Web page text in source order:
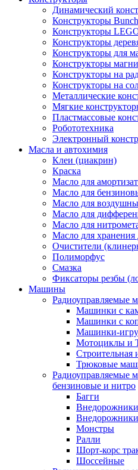
Динамический
Конструкторы
Конструкторы
Конструкторы
Конструкторы для
Конструкторы
Конструкторы на
Конструкторы на
Металлические
Мягкие
Пластмассовые
Робототехника
Электронный
Масла и автохимия
Клеи (циакрин)
Краска
Масло для
Масло для
Масло для
Масло для
Масло для
Масло для
Очистители
Полиморфус
Смазка
Фиксаторы резбы
Машины
Радиоуправляемые
Машинки с
Машинки с
Машинки-
Мотоциклы и
Строительная
Трюковые
Радиоуправляемые
бензиновые и нитро
Багги
Внедорожники
Монстры
Ралли
Шорт-корс
Шоссейные